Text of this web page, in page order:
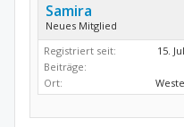
Samira
Neues Mitglied
Registriert seit:
15.
Beiträge:
Ort: